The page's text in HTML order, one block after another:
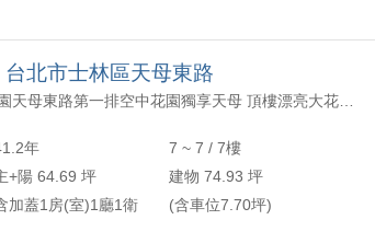
北市士林區天母東路
年
7 ~ 7 / 7樓
+陽 64.69 坪
建物 74.93 坪
加蓋1房(室)1廳1衛
(含車位7.70坪)